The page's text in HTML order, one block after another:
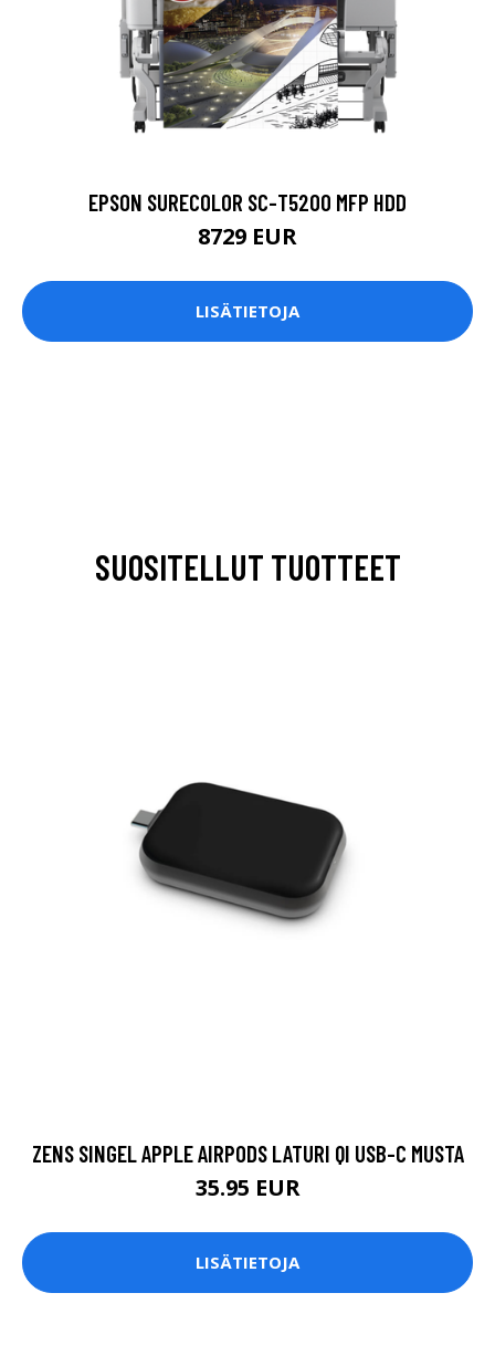
EPSON SURECOLOR SC-T5200 MFP HDD
8729 EUR
LISÄTIETOJA
SUOSITELLUT TUOTTEET
ZENS SINGEL APPLE AIRPODS LATURI QI USB-C MUSTA
35.95 EUR
LISÄTIETOJA